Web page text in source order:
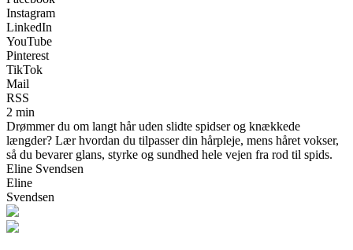
Instagram
LinkedIn
YouTube
Pinterest
TikTok
Mail
RSS
2 min
Drømmer du om langt hår uden slidte spidser og knækkede
længder? Lær hvordan du tilpasser din hårpleje, mens håret vokser,
så du bevarer glans, styrke og sundhed hele vejen fra rod til spids.
Eline Svendsen
Eline
Svendsen